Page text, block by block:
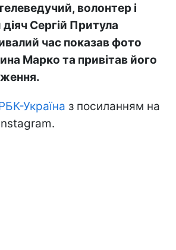
волонтер і
Сергій Притула
час показав фото
Марко та привітав його
Україна з посиланням на